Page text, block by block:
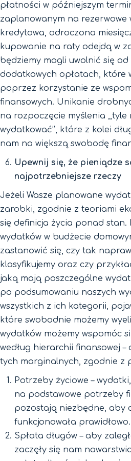
płatności w późniejszym
zaplanowanym na
kredytowa, odroczona
kupowanie na raty odejdą w
będziemy mogli uwolnić się
dodatkowych opłatach, które
poprzez korzystanie ze
finansowych. Unikanie
na rozpoczęcie myślenia ,,tyle
wydatkować’’, które z kolei
nam na większą swobodę
Upewnij się, że pieniądze
najpotrzebniejsze rzeczy
Jeżeli Wasze planowane
zarobki, zgodnie z teoriami
się definicja życia ponad stan.
wydatków w budżecie
zastanowić się, czy tak
klasyfikujemy oraz czy
jaką mają poszczególne
po podsumowaniu naszych
wszystkich z ich kategorii,
które swobodnie możemy
wydatków możemy wspomóc
według hierarchii finansowej
tych marginalnych, zgodnie z
Potrzeby życiowe –
na podstawowe potrzeby
pozostają niezbędne, aby
funkcjonowała prawidłowo.
Spłata długów – aby
zaczęły się nam